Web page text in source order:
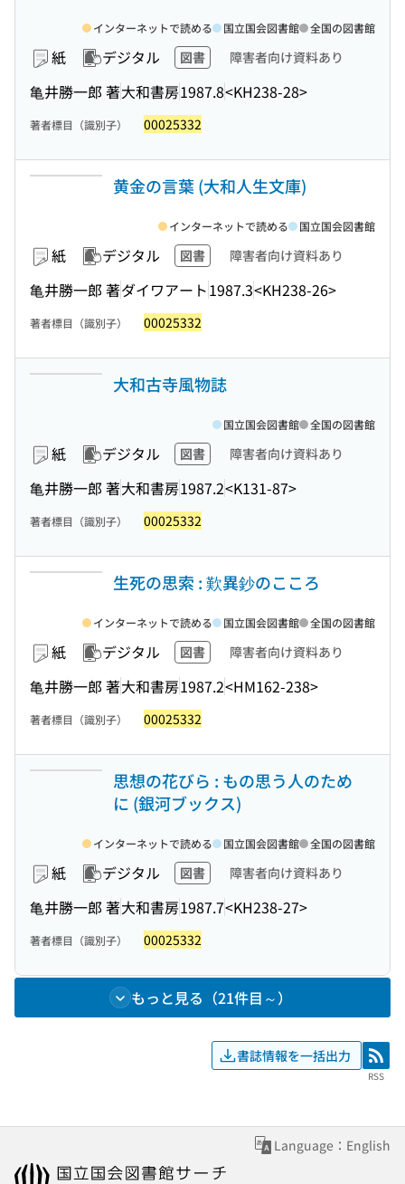
紙 デジタル 図書 障害者向け資料あり
亀井勝一郎 著大和書房1987.8<KH238-28>
インターネットで読める 国立国会図書館 全国の図書館
著者標目（識別子） 00025332
黄金の言葉 (大和人生文庫)
紙 デジタル 図書 障害者向け資料あり
亀井勝一郎 著ダイワアート1987.3<KH238-26>
インターネットで読める 国立国会図書館
著者標目（識別子） 00025332
大和古寺風物誌
紙 デジタル 図書 障害者向け資料あり
亀井勝一郎 著大和書房1987.2<K131-87>
国立国会図書館 全国の図書館
著者標目（識別子） 00025332
生死の思索 : 歎異鈔のこころ
紙 デジタル 図書 障害者向け資料あり
亀井勝一郎 著大和書房1987.2<HM162-238>
インターネットで読める 国立国会図書館 全国の図書館
著者標目（識別子） 00025332
思想の花びら : もの思う人のため
に (銀河ブックス)
紙 デジタル 図書 障害者向け資料あり
亀井勝一郎 著大和書房1987.7<KH238-27>
インターネットで読める 国立国会図書館 全国の図書館
著者標目（識別子） 00025332
もっと見る（21件目～）
書誌情報を一括出力 RSS
RSS
Language：English